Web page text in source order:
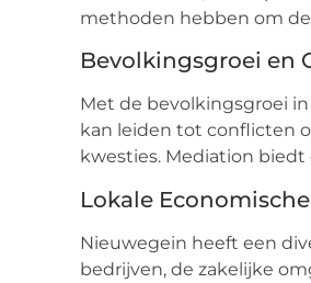
methoden hebben om
Bevolkingsgroei en
Met de bevolkingsgroei
kan leiden tot conflicten
kwesties. Mediation
Lokale
Nieuwegein heeft een
bedrijven, de zakelijke